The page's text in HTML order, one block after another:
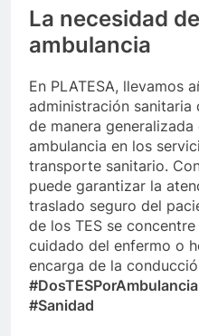
La necesidad
ambulancia
En PLATESA, llevamos
administración sanitaria
de manera
ambulancia en los
transporte sanitario.
puede garantizar la
traslado seguro del
de los TES se
cuidado del enfermo o
encarga de la
#Sanidad